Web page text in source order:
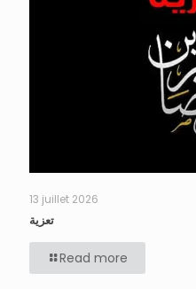
13 juillet 2026
تعزية
Read more